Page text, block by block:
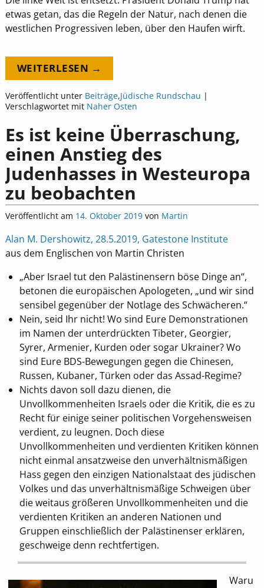
etwas getan, das die Regeln der Natur, nach denen die
westlichen Progressiven leben, über den Haufen wirft.
WEITERLESEN →
Veröffentlicht unter Beiträge,Jüdische Rundschau |
Verschlagwortet mit Naher Osten
Es ist keine Überraschung,
einen Anstieg des
Judenhasses in Westeuropa
zu beobachten
Veröffentlicht am 14. Oktober 2019 von Martin
Alan M. Dershowitz, 28.5.2019, Gatestone Institute
aus dem Englischen von Martin Christen
„Aber Israel tut den Palästinensern böse Dinge an“,
betonen die europäischen Apologeten, „und wir sind
sensibel gegenüber der Notlage des Schwächeren.“
Nein, seid Ihr nicht! Wo sind Eure Demonstrationen
im Namen der unterdrückten Tibeter, Georgier,
Syrer, Armenier, Kurden oder sogar Ukrainer? Wo
sind Eure BDS-Bewegungen gegen die Chinesen,
Russen, Kubaner, Türken oder das Assad-Regime?
Nichts davon soll dazu dienen, die
Unvollkommenheiten Israels oder die Kritik, die es zu
Recht für einige seiner politischen Vorgehensweisen
verdient, zu leugnen. Doch diese
Unvollkommenheiten und verdienten Kritiken können
nicht einmal ansatzweise den unverhältnismäßigen
Hass gegen den einzigen Nationalstaat des jüdischen
Volkes und das unverhältnismäßige Schweigen über
die weitaus größeren Unvollkommenheiten und die
verdienten Kritiken an anderen Nationen und
Gruppen einschließlich der Palästinenser erklären,
geschweige denn rechtfertigen.
Waru